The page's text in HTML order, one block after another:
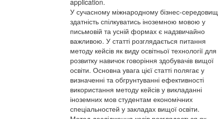
application.
У сучасному міжнародному бізнес-
здатність спілкуватись іноземною мовою у
письмовій та усній формах є надзвичайно
важливою. У статті розглядається питання
методу кейсів як виду освітньої технології для
розвитку навичок говоріння здобувачів вищої
освіти. Основна увага цієї статті полягає у
визначенні та обгрунтуванні ефективності
використання методу кейсів у викладанні
іноземних мов студентам економічних
спеціальностей у закладах вищої освіти.